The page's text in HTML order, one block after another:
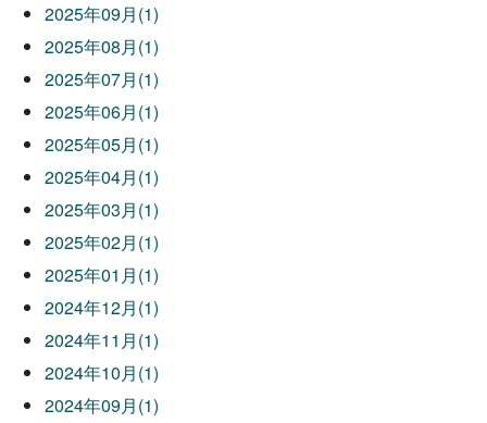
2025年09月(1)
2025年08月(1)
2025年07月(1)
2025年06月(1)
2025年05月(1)
2025年04月(1)
2025年03月(1)
2025年02月(1)
2025年01月(1)
2024年12月(1)
2024年11月(1)
2024年10月(1)
2024年09月(1)